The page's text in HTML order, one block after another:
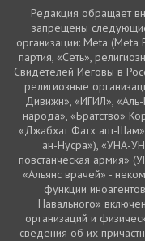
Редакция обращает
запрещены
организации: Meta
партия, «Сеть»,
Свидетелей Иеговы в
религиозные
Дивижн», «ИГИЛ»,
народа», «Братство»
«Джабхат Фатх аш-
ан-Нусра»), «УНА-
повстанческая армия»
«Альянс врачей» -
функции
Навального»
организаций и
сведения об их